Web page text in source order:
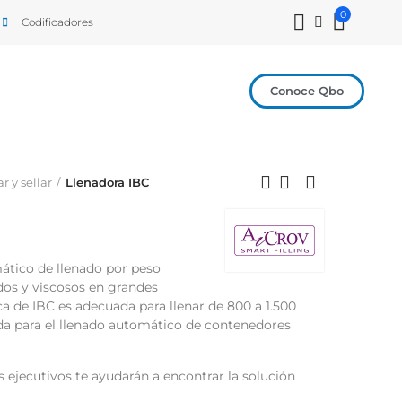
Codificadores
0
Conoce Qbo
y sellar Llenadora IBC
de llenado por peso
y viscosos en grandes
IBC es adecuada para llenar de 800 a 1.500
para el llenado automático de contenedores
ejecutivos te ayudarán a encontrar la solución